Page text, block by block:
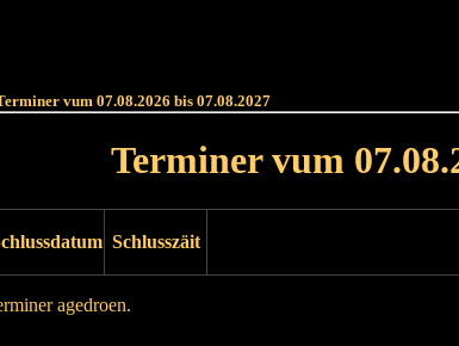
vum 07.08.2026 bis 07.08.2027
Terminer vum
Schlusszäit
agedroen.